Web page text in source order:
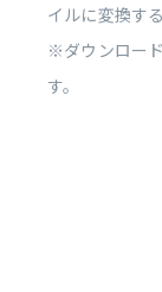
イルに変換す
※ダウンロー
す。